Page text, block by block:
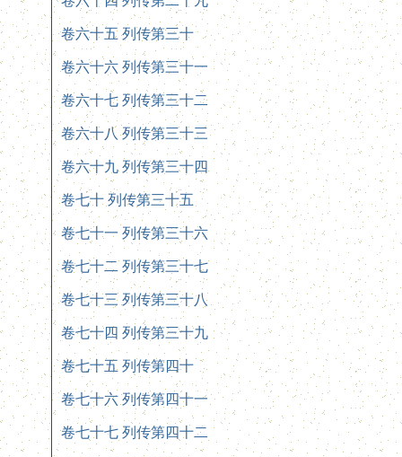
卷六十五 列传第三十
卷六十六 列传第三十一
卷六十七 列传第三十二
卷六十八 列传第三十三
卷六十九 列传第三十四
卷七十 列传第三十五
卷七十一 列传第三十六
卷七十二 列传第三十七
卷七十三 列传第三十八
卷七十四 列传第三十九
卷七十五 列传第四十
卷七十六 列传第四十一
卷七十七 列传第四十二